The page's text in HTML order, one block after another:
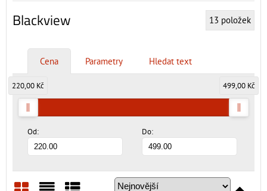
Blackview 13 položek
Cena Parametry Hledat text
Od: Do:
220,00 Kč 499,00 Kč